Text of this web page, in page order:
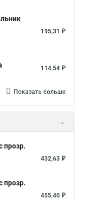
195,31 ₽
114,54 ₽
Показать больше
прозр.
432,63 ₽
прозр.
455,40 ₽